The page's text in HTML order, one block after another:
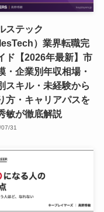
ステック
）業界転職完
ド【2026年最新】市
・企業別年収相場・
スキル・未経験から
方・キャリアパスを
敏が徹底解説
31